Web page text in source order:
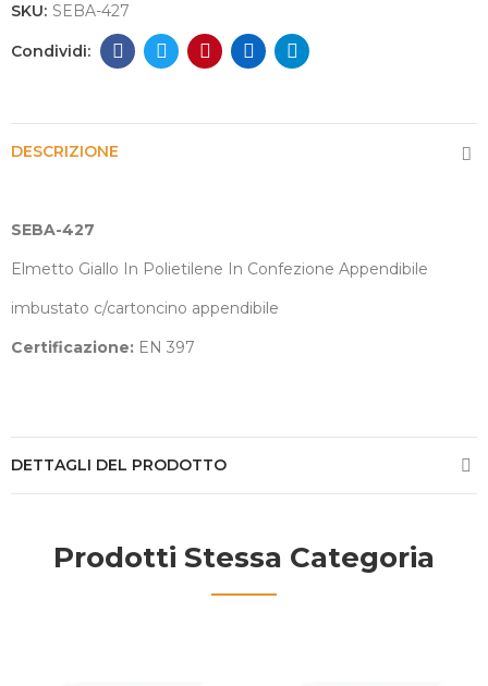
SKU: SEBA-427
DESCRIZIONE
SEBA-427
Elmetto Giallo In Polietilene In Confezione Appendibile
imbustato c/cartoncino appendibile
Certificazione: EN 397
DETTAGLI DEL PRODOTTO
Prodotti Stessa Categoria